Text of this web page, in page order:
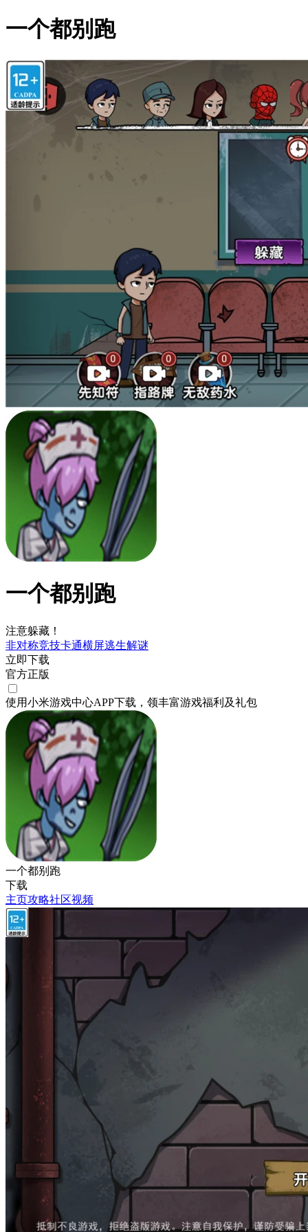
一个都别跑
一个都别跑
注意躲藏！
非对称竞技卡通横屏逃生解谜
立即下载
官方正版
使用小米游戏中心APP下载 ，领丰富游戏福利 及礼包
一个都别跑
下载
主页攻略社区视频